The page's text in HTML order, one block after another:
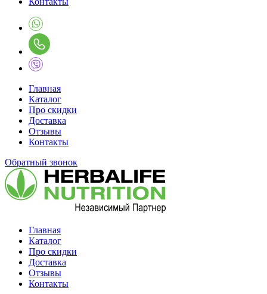
Главная
Каталог
Про скидки
Доставка
Отзывы
Контакты
Обратный звонок
Главная
Каталог
Про скидки
Доставка
Отзывы
Контакты